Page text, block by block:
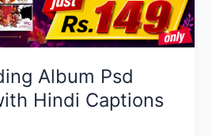
Album Psd
Hindi Captions